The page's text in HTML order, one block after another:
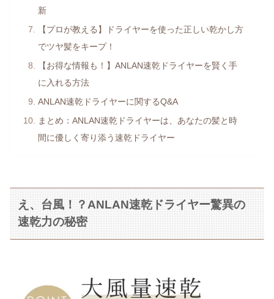
新
【プロが教える】ドライヤーを使った正しい乾かし方
でツヤ髪をキープ！
【お得な情報も！】ANLAN速乾ドライヤーを賢く手
に入れる方法
ANLAN速乾ドライヤーに関するQ&A
まとめ：ANLAN速乾ドライヤーは、あなたの髪と時
間に優しく寄り添う速乾ドライヤー
え、台風！？ANLAN速乾ドライヤー驚異の
速乾力の秘密